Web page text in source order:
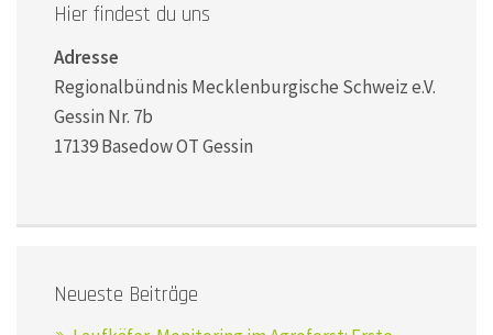
Hier findest du uns
Adresse
Regionalbündnis Mecklenburgische Schweiz e.V.
Gessin Nr. 7b
17139 Basedow OT Gessin
Neueste Beiträge